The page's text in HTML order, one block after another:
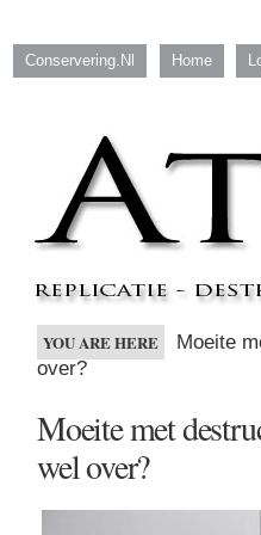
Conservering.nl Home
YOU ARE HERE
Moeite
over?
Moeite met
wel over?